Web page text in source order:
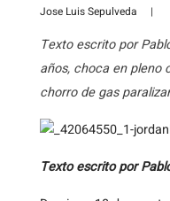
Jose Luis Sepulveda |
Texto escrito por
años, choca en pleno
chorro de gas
Textoescrito por